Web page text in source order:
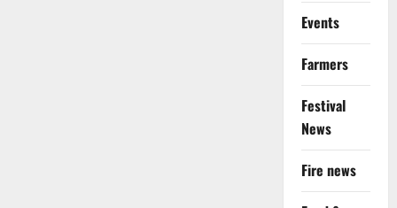
Events
Farmers
Festival
News
Fire news